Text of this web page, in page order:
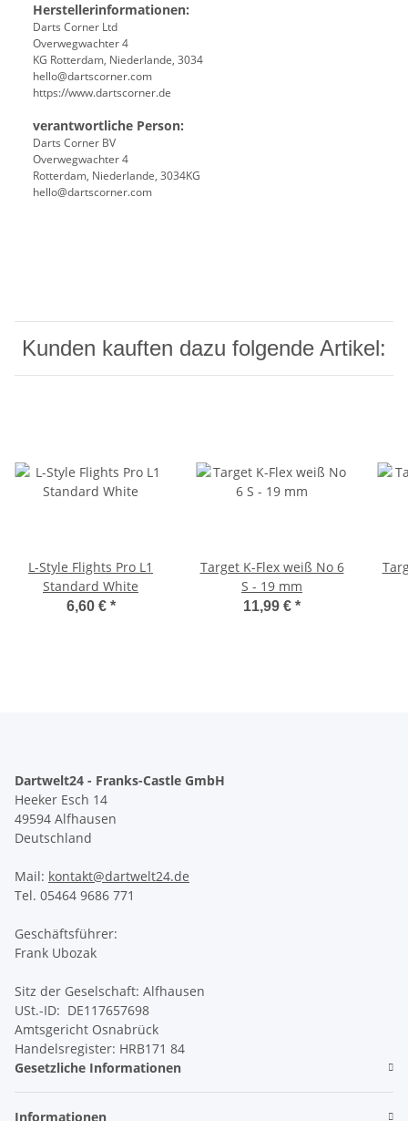
Herstellerinformationen:
Darts Corner Ltd
Overwegwachter 4
KG Rotterdam, Niederlande, 3034
hello@dartscorner.com
https://www.dartscorner.de
verantwortliche Person:
Darts Corner BV
Overwegwachter 4
Rotterdam, Niederlande, 3034KG
hello@dartscorner.com
Kunden kauften dazu folgende Artikel:
L-Style Flights Pro L1
Standard White
6,60 € *
Target K-Flex weiß No 6
S - 19 mm
11,99 € *
Dartwelt24 - Franks-Castle GmbH
Heeker Esch 14
49594 Alfhausen
Deutschland
Mail: kontakt@dartwelt24.de
Tel. 05464 9686 771
Geschäftsführer:
Frank Ubozak
Sitz der Geselschaft: Alfhausen
USt.-ID: DE117657698
Amtsgericht Osnabrück
Handelsregister: HRB171 84
Gesetzliche Informationen
Informationen